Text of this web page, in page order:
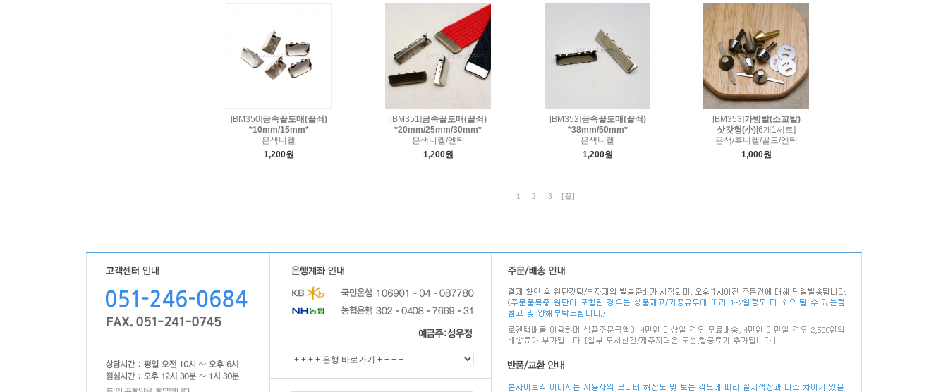
[BM350]금속끝도매(끝쇠)
*10mm/15mm*
은색니켈
1,200원
[BM351]금속끝도매(끝쇠)
*20mm/25mm/30mm*
은색니켈/엔틱
1,200원
[BM352]금속끝도매(끝쇠)
*38mm/50mm*
은색니켈
1,200원
[BM353]가방발(소꼬발)
삿갓형(小)[6개1세트]
은색/흑니켈/골드/엔틱
1,000원
1 2 3 [끝]